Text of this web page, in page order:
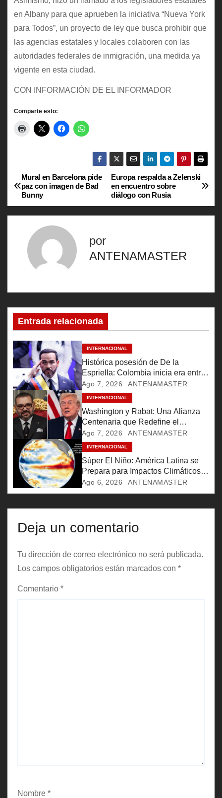
en Albany para que aprueben la iniciativa “Nueva York
para Todos”, un proyecto de ley que busca prohibir que
las agencias estatales y locales colaboren con las
autoridades federales de inmigración, una medida ya
vigente en esta ciudad.
CON INFORMACIÓN DE EL INFORMADOR
Comparte esto:
N
a
c
i
ó
n
d
e
e
n
r
d
a
Europa respalda a Zelenski
en encuentro sobre
diálogo con Rusia
Mural en Barcelona pide
paz con imagen de Bad
Bunny
por
ANTENAMASTER
Entrada relacionada
INTERNACIONAL
Histórica posesión de De la
Espriella: Colombia inicia era entre
aplausos y rebeldía
Ago 7, 2026 ANTENAMASTER
INTERNACIONAL
Washington y Rabat: Una Alianza
Centenaria que Redefine el
Conflicto Migratorio
Ago 7, 2026 ANTENAMASTER
INTERNACIONAL
Súper El Niño: América Latina se
Prepara para Impactos Climáticos
Históricos
Ago 6, 2026 ANTENAMASTER
Deja un comentario
Tu dirección de correo electrónico no será publicada.
Los campos obligatorios están marcados con *
Comentario *
Nombre *